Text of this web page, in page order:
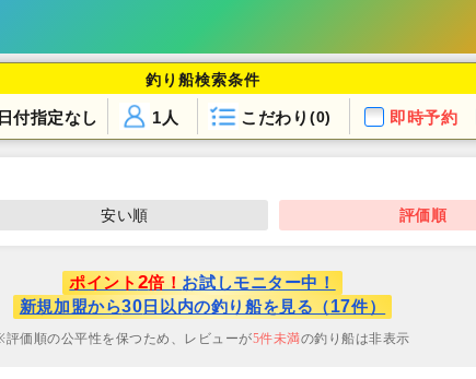
釣り船検索条件
日付指定なし こだわり (0)
1人 即時予約
安い順 評価順
ポイント 2倍！ お試しモニター中！
新規加盟から30 日以内の釣り船を見る（17件）
評価順の公平性を保つため、レビューが5件未満の釣り船は非表示